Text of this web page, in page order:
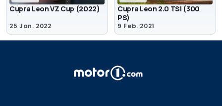
Cupra Leon VZ Cup (2022)
25 Jan. 2022
Cupra Leon 2.0 TSI (300
PS)
9 Feb. 2021